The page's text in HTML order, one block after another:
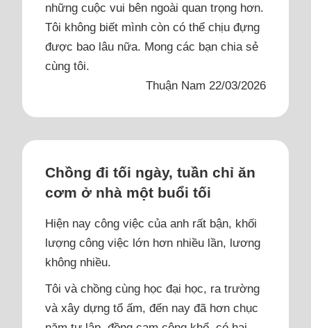
những cuộc vui bên ngoài quan trọng hơn.
Tôi không biết mình còn có thể chịu đựng
được bao lâu nữa. Mong các bạn chia sẻ
cùng tôi.
Thuận Nam 22/03/2026
Chồng đi tối ngày, tuần chỉ ăn
cơm ở nhà một buổi tối
Hiện nay công việc của anh rất bận, khối
lượng công việc lớn hơn nhiều lần, lương
không nhiều.
Tôi và chồng cùng học đại học, ra trường
và xây dựng tổ ấm, đến nay đã hơn chục